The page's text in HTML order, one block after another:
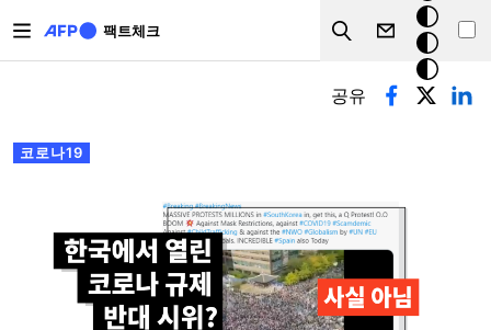
팩트체크
Search
크
모
드
기본탭
코로나19
공유